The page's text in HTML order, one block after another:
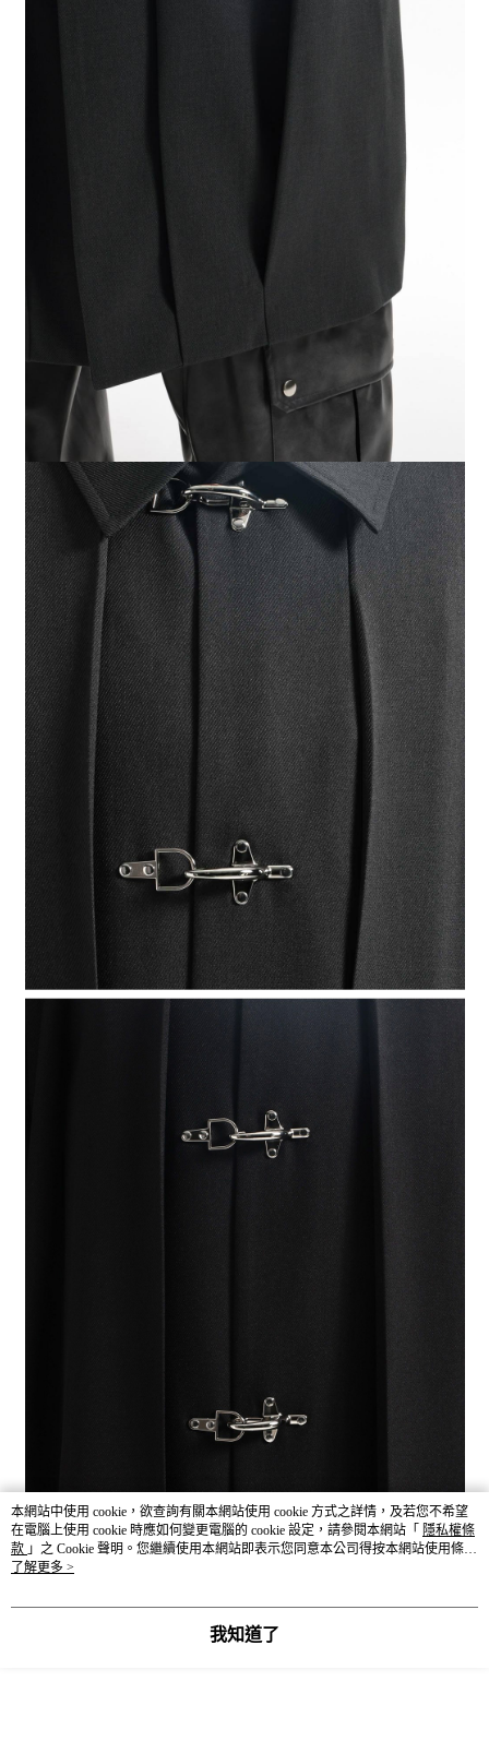
本網站中使用 cookie，欲查詢有關本網站使用 cookie 方式之詳情，及若您不希望
在電腦上使用 cookie 時應如何變更電腦的 cookie 設定，請參閱本網站「 隱私權條
款 」之 Cookie 聲明。您繼續使用本網站即表示您同意本公司得按本網站使用條款
之 Cookie 聲明使用 cookie。
了解更多 >
我知道了